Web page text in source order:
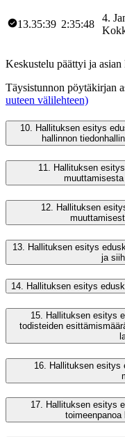
13.35:39 2:35:48
4.
Keskustelu päättyi ja
Täysistunnon pöytäkirjan
uuteen välilehteen)
10. Hallituksen esitys
hallinnon
11. Hallituksen
12.
Hallituksen
13. Hallituksen esitys
ja
14. Hallituksen esitys
15.
Hallituksen esitys
todisteiden
16. Hallituksen esitys
17. Hallituksen esitys